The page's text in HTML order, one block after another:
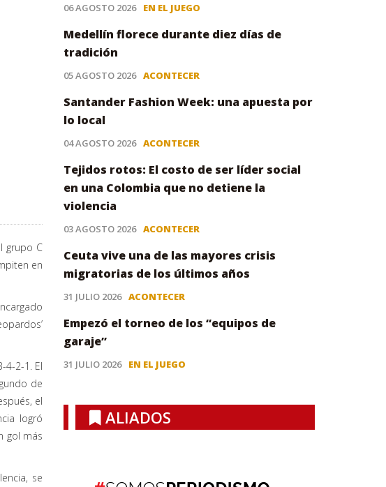
grupo C
en
4-2-1. El
de
el
logró
gol más
se
06 AGOSTO 2026 EN EL JUEGO
Medellín florece durante diez días de
tradición
05 AGOSTO 2026 ACONTECER
Santander Fashion Week: una apuesta por
lo local
04 AGOSTO 2026 ACONTECER
Tejidos rotos: El costo de ser líder social
en una Colombia que no detiene la
violencia
03 AGOSTO 2026 ACONTECER
Ceuta vive una de las mayores crisis
migratorias de los últimos años
31 JULIO 2026 ACONTECER
Empezó el torneo de los “equipos de
garaje”
31 JULIO 2026 EN EL JUEGO
ALIADOS